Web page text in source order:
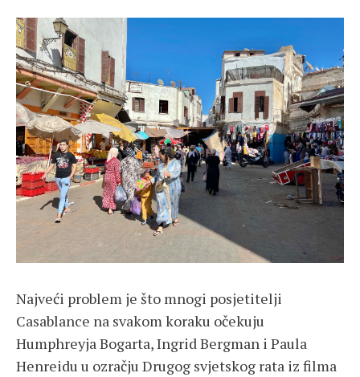
Najveći problem je što mnogi posjetitelji
Casablance na svakom koraku očekuju
Humphreyja Bogarta, Ingrid Bergman i Paula
Henreidu u ozračju Drugog svjetskog rata iz filma